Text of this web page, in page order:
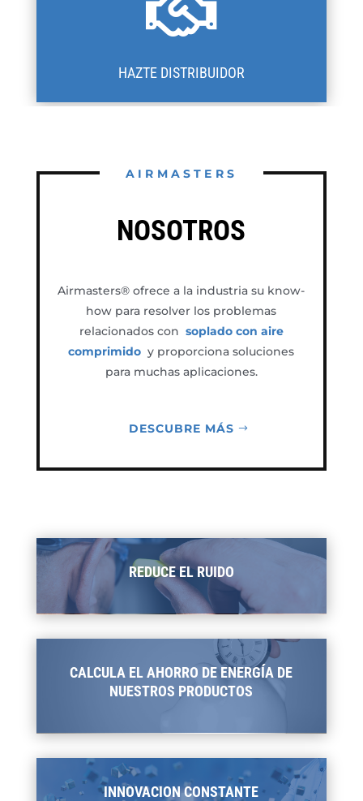

HAZTE DISTRIBUIDOR
AIRMASTERS
NOSOTROS
Airmasters® ofrece a la industria su know-
how para resolver los problemas
relacionados con soplado con aire
comprimido y proporciona soluciones
para muchas aplicaciones.
DESCUBRE MÁS
REDUCE EL RUIDO
CALCULA EL AHORRO DE ENERGÍA DE
NUESTROS PRODUCTOS
INNOVACION CONSTANTE